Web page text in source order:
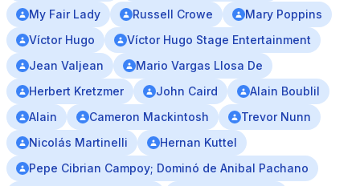
My Fair Lady
Russell Crowe
Mary Poppins
Víctor Hugo
Víctor Hugo Stage Entertainment
Jean Valjean
Mario Vargas Llosa De
Herbert Kretzmer
John Caird
Alain Boublil
Alain
Cameron Mackintosh
Trevor Nunn
Nicolás Martinelli
Hernan Kuttel
Pepe Cibrian Campoy; Dominó de Anibal Pachano